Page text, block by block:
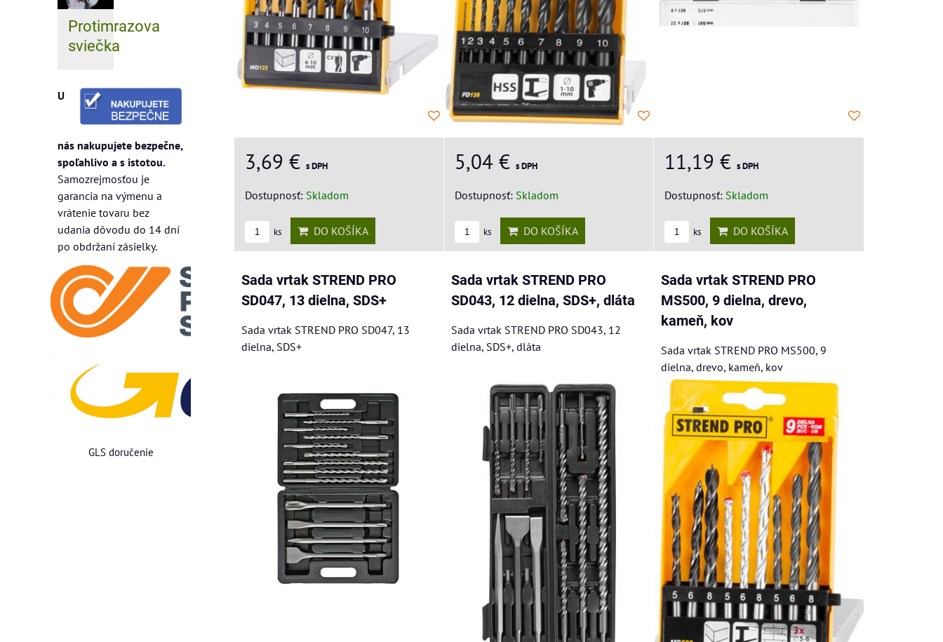
3,69 € s DPH
Dostupnosť: Skladom
ks DO KOŠÍKA
5,04 € s DPH
Dostupnosť: Skladom
ks DO KOŠÍKA
11,19 €s DPH
Dostupnosť: Skladom
ks DO KOŠÍKA
Sada vrtak STREND PRO
SD047, 13 dielna, SDS+
Sada vrtak STREND PRO SD047, 13
dielna, SDS+
Sada vrtak STREND PRO
SD043, 12 dielna, SDS+, dláta
Sada vrtak STREND PRO SD043, 12
dielna, SDS+, dláta
Sada vrtak STREND PRO
MS500, 9 dielna, drevo,
kameň, kov
Sada vrtak STREND PRO MS500, 9
dielna, drevo, kameň, kov
Protimrazova
sviečka
U
nás nakupujete bezpečne,
spoľahlivo a s istotou.
Samozrejmosťou je
garancia na výmenu a
vrátenie tovaru bez
udania dôvodu do 14 dní
po obdržaní zásielky.
GLS doručenie